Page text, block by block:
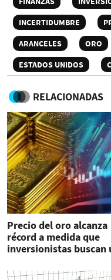
INCERTIDUMBRE
ARANCELES
ORO
ESTADOS UNIDOS
RELACIONADAS
Precio del oro alcanza
récord a medida que
inversionistas buscan